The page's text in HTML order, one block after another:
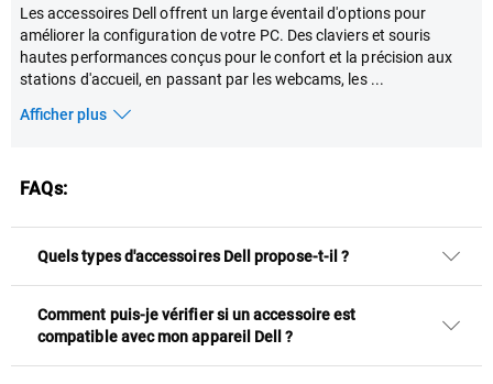
Les accessoires Dell offrent un large éventail d'options pour
améliorer la configuration de votre PC. Des claviers et souris
hautes performances conçus pour le confort et la précision aux
stations d'accueil, en passant par les webcams, les ...
Afficher plus
FAQs:
Quels types d'accessoires Dell propose-t-il ?
Comment puis-je vérifier si un accessoire est
compatible avec mon appareil Dell ?